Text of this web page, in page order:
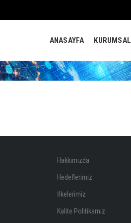
ANASAYFA KURUMSAL
Hakkımızda
Hedeflerimiz
İlkelerimiz
Kalite Politikamız